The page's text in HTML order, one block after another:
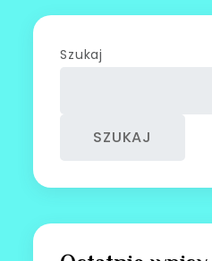
Szukaj
SZUKAJ